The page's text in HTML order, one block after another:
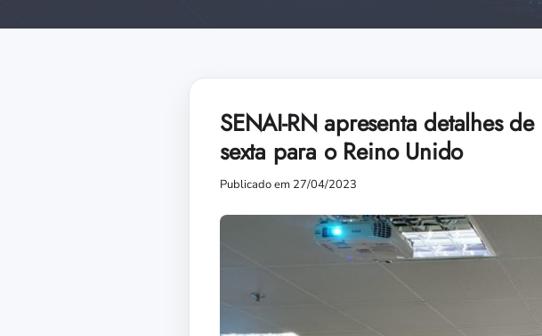
SENAI-RN apresenta detalhes
sexta para o Reino Unido
Publicado em 27/04/2023